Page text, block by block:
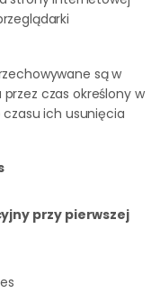
są w
czas określony w
ich usunięcia
przy pierwszej